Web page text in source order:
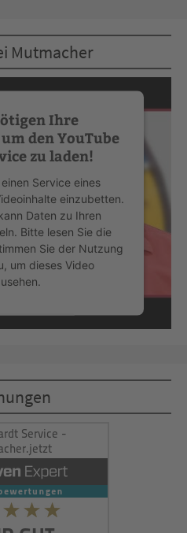
Mutmacher
Ihre
den YouTube
zu laden!
Service eines
einzubetten.
Daten zu Ihren
Bitte lesen Sie die
Sie der Nutzung
um dieses Video
Consent
&eRecht24